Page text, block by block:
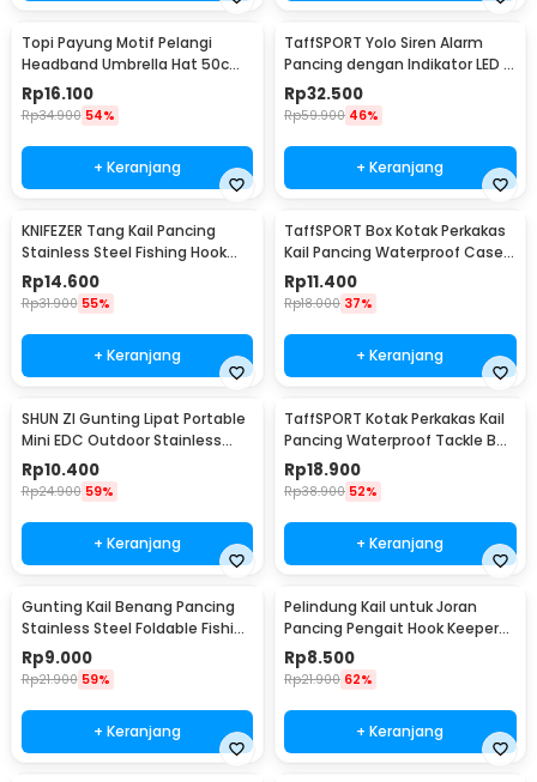
Topi Payung Motif Pelangi
Headband Umbrella Hat 50cm
- W655
Rp16.100
Rp34.900 54%
+ Keranjang
TaffSPORT Yolo Siren Alarm
Pancing dengan Indikator LED -
R3
Rp32.500
Rp59.900 46%
+ Keranjang
KNIFEZER Tang Kail Pancing
Stainless Steel Fishing Hook
Remover - J1352
Rp14.600
Rp31.900 55%
+ Keranjang
TaffSPORT Box Kotak Perkakas
Kail Pancing Waterproof Case -
Q041
Rp11.400
Rp18.000 37%
+ Keranjang
SHUN ZI Gunting Lipat Portable
Mini EDC Outdoor Stainless
Steel 20Gr13 - FS-08
Rp10.400
Rp24.900 59%
+ Keranjang
TaffSPORT Kotak Perkakas Kail
Pancing Waterproof Tackle Box
12 Grid - MCC01
Rp18.900
Rp38.900 52%
+ Keranjang
Gunting Kail Benang Pancing
Stainless Steel Foldable Fishing
Scissors - GK01
Rp9.000
Rp21.900 59%
+ Keranjang
Pelindung Kail untuk Joran
Pancing Pengait Hook Keeper
10 PCS
Rp8.500
Rp21.900 62%
+ Keranjang